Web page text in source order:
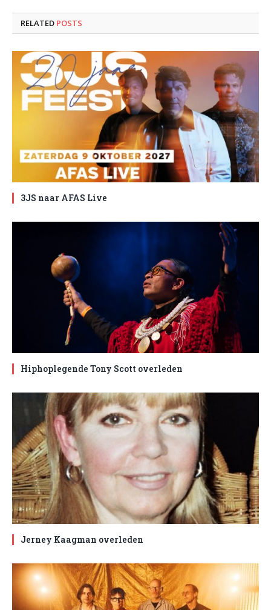
RELATED POSTS
3JS naar AFAS Live
Hiphoplegende Tony Scott overleden
Jerney Kaagman overleden